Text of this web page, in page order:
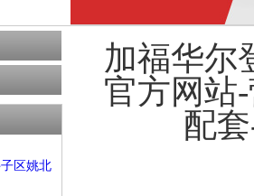
区姚北
加福华尔
官方网站
配